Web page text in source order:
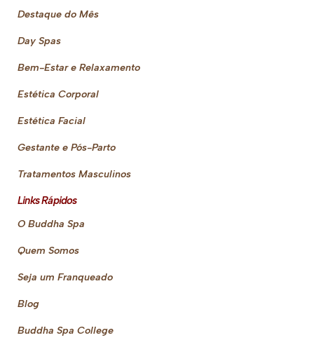
Destaque do Mês
Day Spas
Bem-Estar e Relaxamento
Estética Corporal
Estética Facial
Gestante e Pós-Parto
Tratamentos Masculinos
Links Rápidos
O Buddha Spa
Quem Somos
Seja um Franqueado
Blog
Buddha Spa College